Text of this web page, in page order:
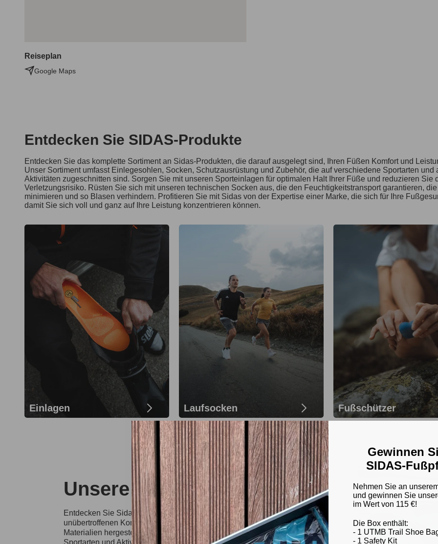
Reiseplan
Google Maps
Entdecken Sie SIDAS-Produkte
Entdecken Sie das komplette Sortiment an Sidas-Produkten, die darauf ausgelegt sind, Ihren Füßen Komfort und
Unser Sortiment umfasst Einlegesohlen, Socken, Schutzausrüstung und Zubehör, die auf verschiedene Sportarten und
Aktivitäten zugeschnitten sind. Sorgen Sie mit unseren Sporteinlagen für optimalen Halt Ihrer Füße und reduzieren Sie
Verletzungsrisiko. Rüsten Sie sich mit unseren technischen Socken aus, die den Feuchtigkeitstransport garantieren,
minimieren und so Blasen verhindern. Profitieren Sie mit Sidas von der Expertise einer Marke, die sich für Ihre
damit Sie sich voll und ganz auf Ihre Leistung konzentrieren können.
Einlagen Laufsocken Fußschützer
Unsere Sidas-Einlegesohlen
Entdecken Sie Sidas-Einlegesohlen, die für optimalen Halt und
unübertroffenen Komfort bei jedem Schritt sorgen. Unsere aus hochwertigen
Materialien hergestellten Einlegesohlen eignen sich für verschiedene
Sportarten und Aktivitäten, von Tennis über Skifahren bis hin zum Laufen. Mit
Gewinnen
SIDAS-
Nehmen Sie an
und gewinnen Sie
im Wert von 115 €!
Die Box enthält:
- 1 UTMB Trail Shoe
- 1 Safety Kit